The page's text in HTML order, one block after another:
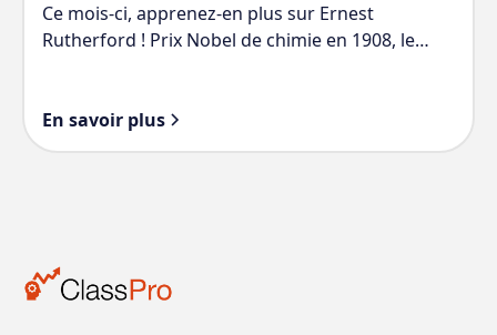
Ce mois-ci, apprenez-en plus sur Ernest
Rutherford ! Prix Nobel de chimie en 1908, le
lathéorie atomique
En savoir plus